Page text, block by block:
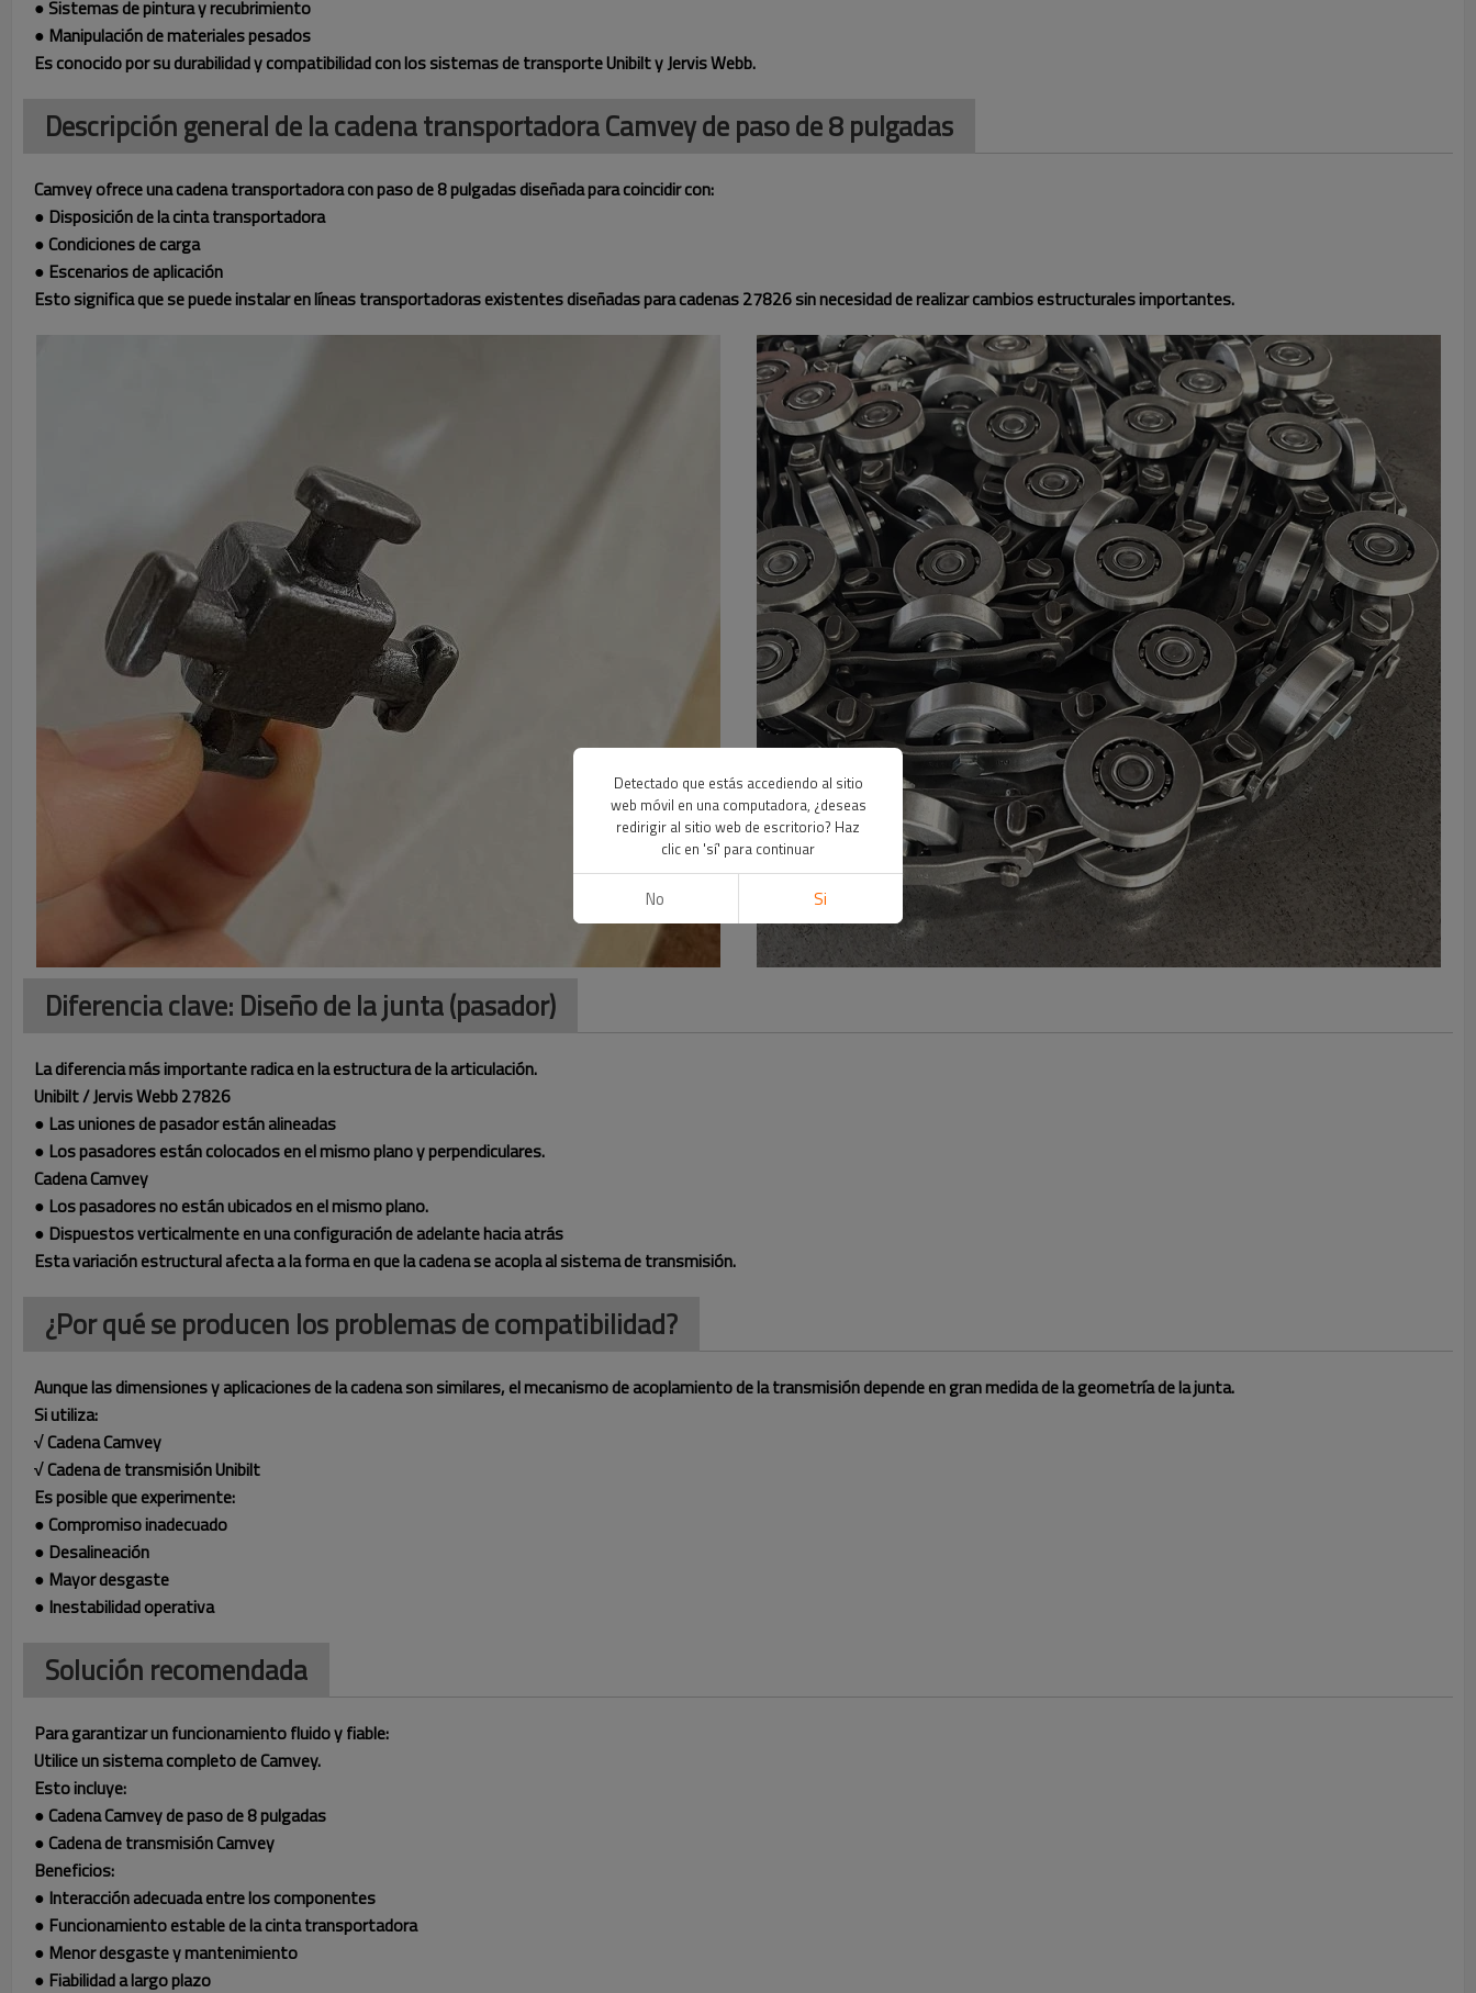
● Sistemas de pintura y recubrimiento
● Manipulación de materiales pesados
Es conocido por su durabilidad y compatibilidad con los sistemas de transporte Unibilt y Jervis Webb.
Descripción general de la cadena transportadora Camvey de paso de 8 pulgadas
Camvey ofrece una cadena transportadora con paso de 8 pulgadas diseñada para coincidir con:
● Disposición de la cinta transportadora
● Condiciones de carga
● Escenarios de aplicación
Esto significa que se puede instalar en líneas transportadoras existentes diseñadas para cadenas 27826 sin necesidad de realizar cambios estructurales importantes.
Diferencia clave: Diseño de la junta (pasador)
La diferencia más importante radica en la estructura de la articulación.
Unibilt / Jervis Webb 27826
● Las uniones de pasador están alineadas
● Los pasadores están colocados en el mismo plano y perpendiculares.
Cadena Camvey
● Los pasadores no están ubicados en el mismo plano.
● Dispuestos verticalmente en una configuración de adelante hacia atrás
Esta variación estructural afecta a la forma en que la cadena se acopla al sistema de transmisión.
¿Por qué se producen los problemas de compatibilidad?
Aunque las dimensiones y aplicaciones de la cadena son similares, el mecanismo de acoplamiento de la transmisión depende en gran medida de la geometría de la junta.
Si utiliza:
√ Cadena Camvey
√ Cadena de transmisión Unibilt
Es posible que experimente:
● Compromiso inadecuado
● Desalineación
● Mayor desgaste
● Inestabilidad operativa
Solución recomendada
Para garantizar un funcionamiento fluido y fiable:
Utilice un sistema completo de Camvey.
Esto incluye:
● Cadena Camvey de paso de 8 pulgadas
● Cadena de transmisión Camvey
Beneficios:
● Interacción adecuada entre los componentes
● Funcionamiento estable de la cinta transportadora
● Menor desgaste y mantenimiento
● Fiabilidad a largo plazo
Detectado que estás accediendo al sitio
web móvil en una computadora, ¿deseas
redirigir al sitio web de escritorio? Haz
clic en 'sí' para continuar
No Si